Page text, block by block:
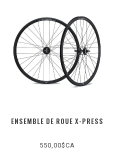
ENSEMBLE DE ROUE X-PRESS
550,00$CA